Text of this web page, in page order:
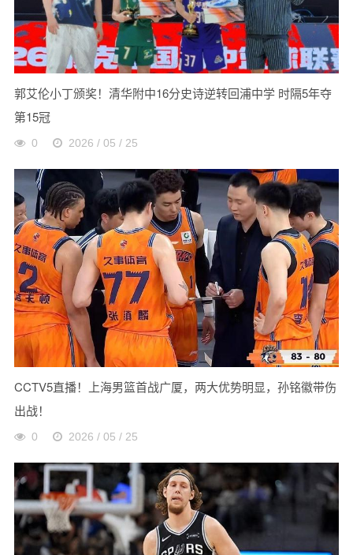
郭艾伦小丁颁奖！清华附中16分史诗逆转回浦中学 时隔5年夺
第15冠
0 2026 / 05 / 25
CCTV5直播！上海男篮首战广厦，两大优势明显，孙铭徽带伤
出战！
0 2026 / 05 / 25